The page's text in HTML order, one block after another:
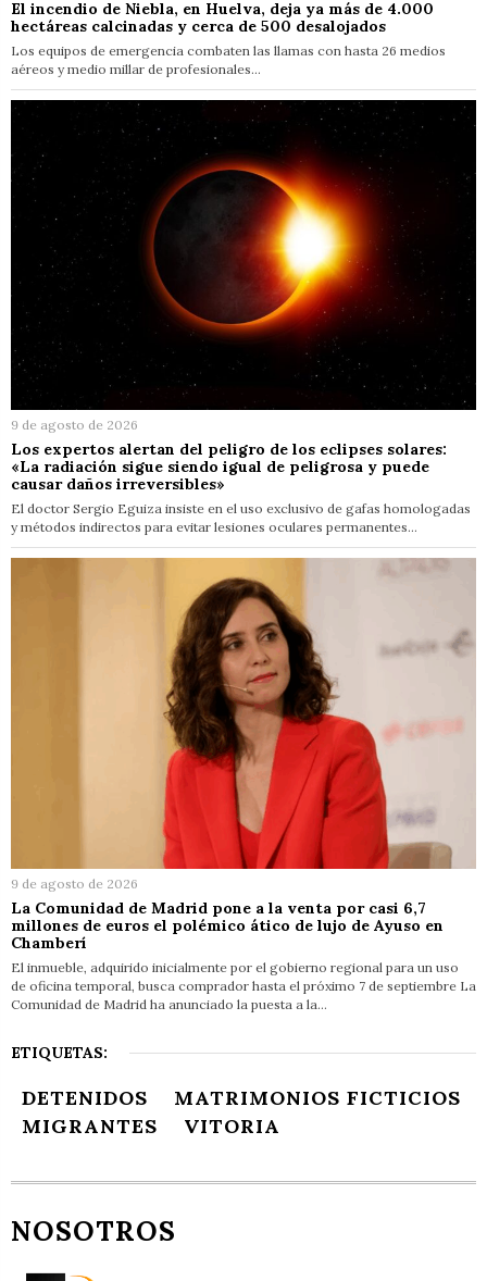
El incendio de Niebla, en Huelva, deja ya más de 4.000
hectáreas calcinadas y cerca de 500 desalojados
Los equipos de emergencia combaten las llamas con hasta 26 medios
aéreos y medio millar de profesionales…
9 de agosto de 2026
Los expertos alertan del peligro de los eclipses solares:
«La radiación sigue siendo igual de peligrosa y puede
causar daños irreversibles»
El doctor Sergio Eguiza insiste en el uso exclusivo de gafas homologadas
y métodos indirectos para evitar lesiones oculares permanentes…
9 de agosto de 2026
La Comunidad de Madrid pone a la venta por casi 6,7
millones de euros el polémico ático de lujo de Ayuso en
Chamberí
El inmueble, adquirido inicialmente por el gobierno regional para un uso
de oficina temporal, busca comprador hasta el próximo 7 de septiembre La
Comunidad de Madrid ha anunciado la puesta a la…
ETIQUETAS:
DETENIDOS
MATRIMONIOS FICTICIOS
MIGRANTES
VITORIA
NOSOTROS